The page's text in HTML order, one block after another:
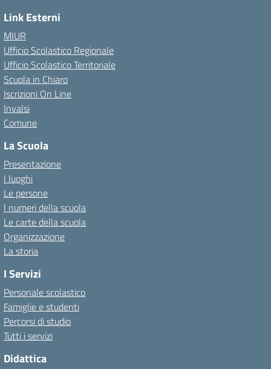
Link Esterni
MIUR
Ufficio Scolastico Regionale
Ufficio Scolastico Territoriale
Scuola in Chiaro
Iscrizioni On Line
Invalsi
Comune
La Scuola
Presentazione
I luoghi
Le persone
I numeri della scuola
Le carte della scuola
Organizzazione
La storia
I Servizi
Personale scolastico
Famiglie e studenti
Percorsi di studio
Tutti i servizi
Didattica